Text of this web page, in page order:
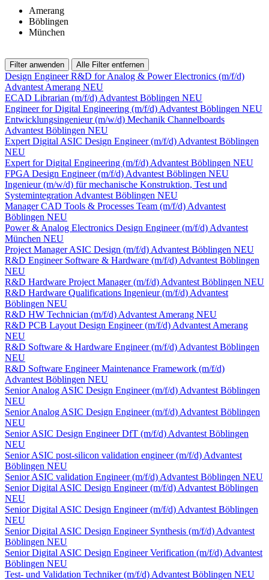
Amerang
Böblingen
München
Filter anwenden Alle Filter entfernen
Design Engineer R&D for Analog & Power Electronics (m/f/d)
Advantest Amerang NEU
ECAD Librarian (m/f/d) Advantest Böblingen NEU
Engineer for Digital Engineering (m/f/d) Advantest Böblingen NEU
Entwicklungsingenieur (m/w/d) Mechanik Channelboards
Advantest Böblingen NEU
Expert Digital ASIC Design Engineer (m/f/d) Advantest Böblingen
NEU
Expert for Digital Engineering (m/f/d) Advantest Böblingen NEU
FPGA Design Engineer (m/f/d) Advantest Böblingen NEU
Ingenieur (m/w/d) für mechanische Konstruktion, Test und
Systemintegration Advantest Böblingen NEU
Manager CAD Tools & Processes Team (m/f/d) Advantest
Böblingen NEU
Power & Analog Electronics Design Engineer (m/f/d) Advantest
München NEU
Project Manager ASIC Design (m/f/d) Advantest Böblingen NEU
R&D Engineer Software & Hardware (m/f/d) Advantest Böblingen
NEU
R&D Hardware Project Manager (m/f/d) Advantest Böblingen NEU
R&D Hardware Qualifications Ingenieur (m/f/d) Advantest
Böblingen NEU
R&D HW Technician (m/f/d) Advantest Amerang NEU
R&D PCB Layout Design Engineer (m/f/d) Advantest Amerang
NEU
R&D Software & Hardware Engineer (m/f/d) Advantest Böblingen
NEU
R&D Software Engineer Maintenance Framework (m/f/d)
Advantest Böblingen NEU
Senior Analog ASIC Design Engineer (m/f/d) Advantest Böblingen
NEU
Senior Analog ASIC Design Engineer (m/f/d) Advantest Böblingen
NEU
Senior ASIC Design Engineer DfT (m/f/d) Advantest Böblingen
NEU
Senior ASIC post-silicon validation engineer (m/f/d) Advantest
Böblingen NEU
Senior ASIC validation Engineer (m/f/d) Advantest Böblingen NEU
Senior Digital ASIC Design Engineer (m/f/d) Advantest Böblingen
NEU
Senior Digital ASIC Design Engineer (m/f/d) Advantest Böblingen
NEU
Senior Digital ASIC Design Engineer Synthesis (m/f/d) Advantest
Böblingen NEU
Senior Digital ASIC Design Engineer Verification (m/f/d) Advantest
Böblingen NEU
Test- und Validation Techniker (m/f/d) Advantest Böblingen NEU